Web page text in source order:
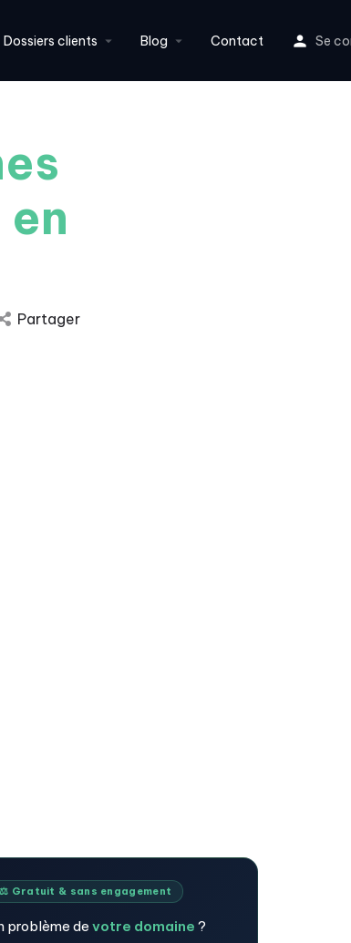
Dossiers clients Blog Contact Se
Partager
⚖️ Gratuit & sans engagement
problème de votre domaine ?